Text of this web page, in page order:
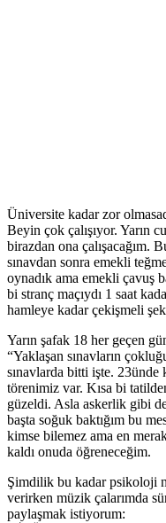
Üniversite kadar zor
Beyin çok çalışıyor. Yarın
birazdan ona çalışacağım.
sınavdan sonra emekli
oynadık ama emekli çavuş
bi stranç maçıydı 1 saat
hamleye kadar çekişmeli
Yarın şafak 18 her geçen
“Yaklaşan sınavların
sınavlarda bitti işte.
törenimiz var. Kısa bi
güzeldi. Asla askerlik gibi
başta soğuk baktığım bu
kimse bilemez ama en
kaldı onuda öğreneceğim.
Şimdilik bu kadar psikoloji
verirken müzik çalarımda
paylaşmak istiyorum: